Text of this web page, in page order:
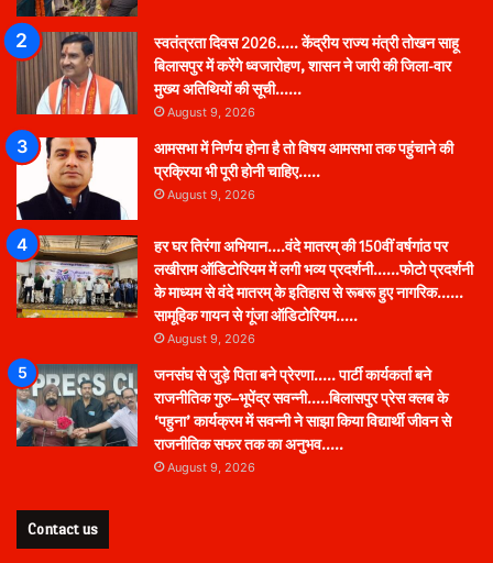
स्वतंत्रता दिवस 2026….. केंद्रीय राज्य मंत्री तोखन साहू
बिलासपुर में करेंगे ध्वजारोहण, शासन ने जारी की जिला-वार
मुख्य अतिथियों की सूची……
August 9, 2026
आमसभा में निर्णय होना है तो विषय आमसभा तक पहुंचाने की
प्रक्रिया भी पूरी होनी चाहिए…..
August 9, 2026
हर घर तिरंगा अभियान….वंदे मातरम् की 150वीं वर्षगांठ पर
लखीराम ऑडिटोरियम में लगी भव्य प्रदर्शनी……फोटो प्रदर्शनी
के माध्यम से वंदे मातरम् के इतिहास से रूबरू हुए नागरिक……
सामूहिक गायन से गूंजा ऑडिटोरियम…..
August 9, 2026
जनसंघ से जुड़े पिता बने प्रेरणा….. पार्टी कार्यकर्ता बने
राजनीतिक गुरु–भूपेंद्र सवन्नी…..बिलासपुर प्रेस क्लब के
‘पहुना’ कार्यक्रम में सवन्नी ने साझा किया विद्यार्थी जीवन से
राजनीतिक सफर तक का अनुभव…..
August 9, 2026
Contact us